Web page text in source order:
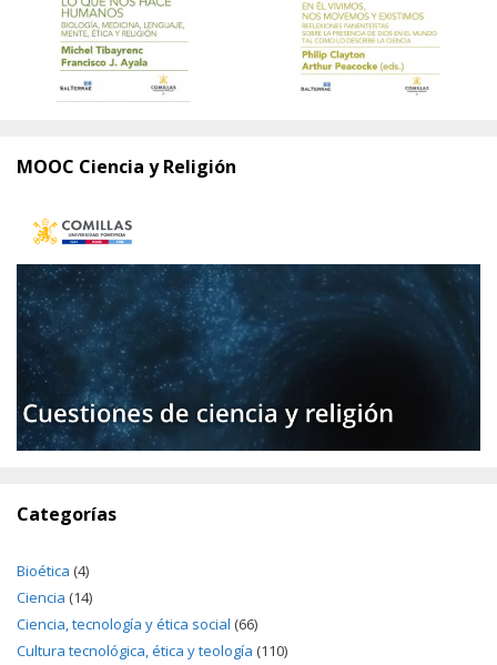
MOOC Ciencia y Religión
Categorías
Bioética (4)
Ciencia (14)
Ciencia, tecnología y ética social (66)
Cultura tecnológica, ética y teología (110)